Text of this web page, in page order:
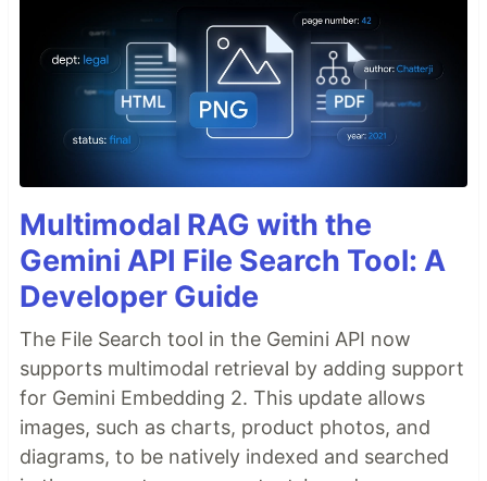
Multimodal RAG with the
Gemini API File Search Tool: A
Developer Guide
The File Search tool in the Gemini API now
supports multimodal retrieval by adding support
for Gemini Embedding 2. This update allows
images, such as charts, product photos, and
diagrams, to be natively indexed and searched